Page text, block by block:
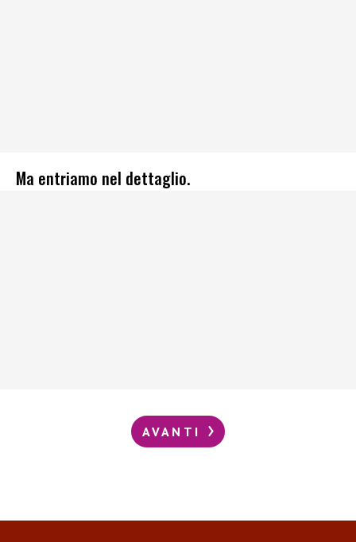
Ma entriamo nel dettaglio.
AVANTI